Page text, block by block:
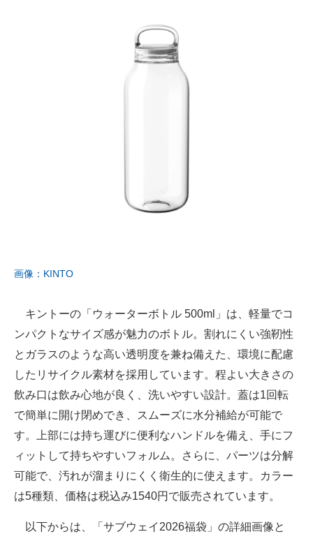
画像：KINTO
キントーの「ウォーターボトル 500ml」は、軽量でコ
ンパクトなサイズ感が魅力のボトル。割れにくい強靭性
とガラスのような高い透明度を兼ね備えた、環境に配慮
したリサイクル素材を採用しています。程よい大きさの
飲み口は飲み心地が良く、洗いやすい設計。蓋は1回転
で簡単に開け閉めでき、スムーズに水分補給が可能で
す。上部には持ち運びに便利なハンドルを備え、手にフ
ィットして持ちやすいフォルム。さらに、パーツは分解
可能で、汚れが溜まりにくく衛生的に使えます。カラー
は5種類、価格は税込み1540円で販売されています。
以下からは、「サブウェイ2026福袋」の詳細画像と